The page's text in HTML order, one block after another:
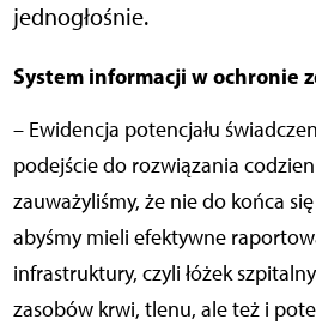
jednogłośnie.
System informacji w ochronie
– Ewidencja potencjału
podejście do rozwiązania
zauważyliśmy, że nie do końca
abyśmy mieli efektywne
infrastruktury, czyli łóżek
zasobów krwi, tlenu, ale też i